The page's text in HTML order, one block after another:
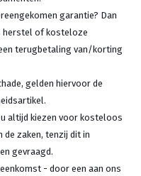
garantie? Dan
herstel of kosteloze
terugbetaling van/korting
gelden hiervoor de
altijd kiezen voor kosteloos
zaken, tenzij dit in
gevraagd.
- door een aan ons